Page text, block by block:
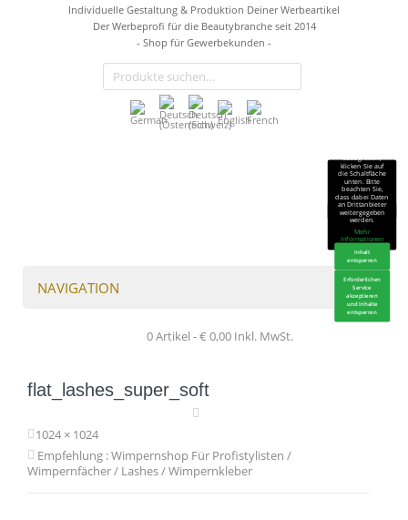
klicken Sie auf
die Schaltfläche
unten. Bitte
beachten Sie,
dass dabei Daten
an Drittanbieter
weitergegeben
werden.
Mehr
Informationen
Inhalt
entsperren
Erforderlichen
Service
akzeptieren
und Inhalte
entsperren
Individuelle Gestaltung & Produktion Deiner Werbeartikel
Der Werbeprofi für die Beautybranche seit 2014
- Shop für Gewerbekunden -
NAVIGATION
0 Artikel -€ 0,00 Inkl. MwSt.
flat_lashes_super_soft
1024 × 1024
Empfehlung : Wimpernshop Für Profistylisten /
Wimpernfächer / Lashes / Wimpernkleber